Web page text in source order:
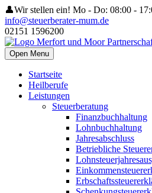
👤Wir stellen ein! Mo - Do: 08:00 -
info@steuerberater-mum.de
02151 1596200
Open Menu
Startseite
Heilberufe
Leistungen
Steuerberatung
Finanzbuchhaltung
Lohnbuchhaltung
Jahresabschluss
Betriebliche